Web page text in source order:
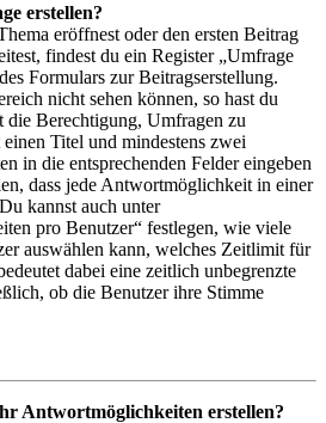
erstellen?
eröffnest oder den ersten Beitrag
findest du ein Register „Umfrage
Formulars zur Beitragserstellung.
nicht sehen können, so hast du
die Berechtigung, Umfragen zu
Titel und mindestens zwei
in die entsprechenden Felder eingeben
dass jede Antwortmöglichkeit in einer
kannst auch unter
pro Benutzer“ festlegen, wie viele
auswählen kann, welches Zeitlimit für
dabei eine zeitlich unbegrenzte
ob die Benutzer ihre Stimme
Antwortmöglichkeiten erstellen?